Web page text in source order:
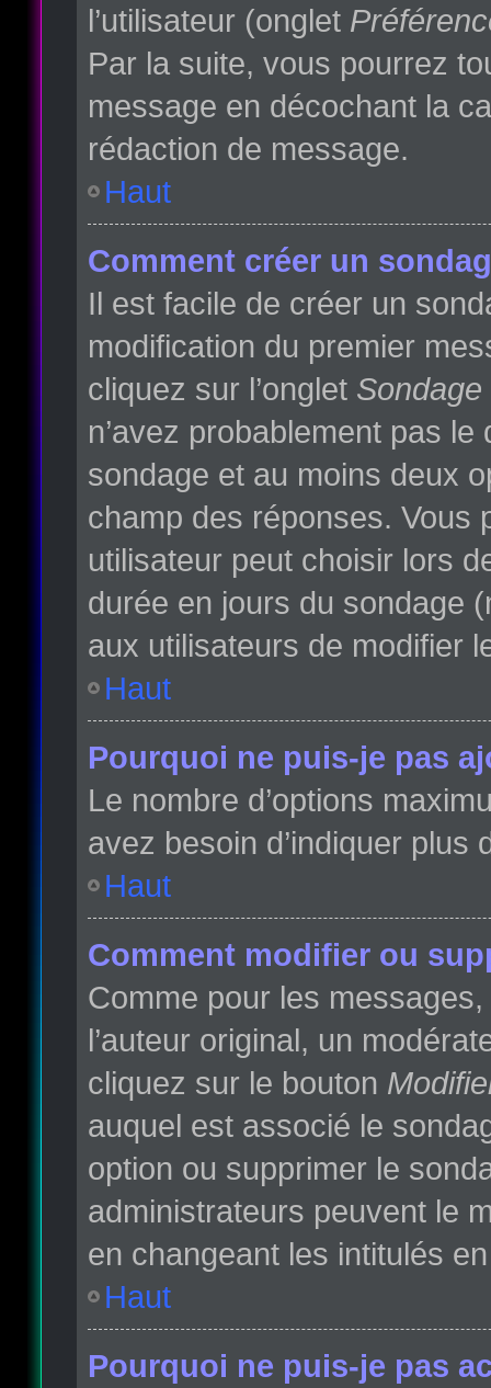
l’utilisateur (onglet
Par la suite, vous pourrez
message en décochant la
rédaction de message.
Haut
Comment créer un
Il est facile de créer un
modification du premier
cliquez sur l’onglet Sondage
n’avez probablement pas
sondage et au moins deux
champ des réponses. Vous
utilisateur peut choisir lors
durée en jours du sondage
aux utilisateurs de modifier
Haut
Pourquoi ne puis-je pas
Le nombre d’options
avez besoin d’indiquer plus
Haut
Comment modifier ou
Comme pour les
l’auteur original, un
cliquez sur le bouton
auquel est associé le
option ou supprimer le
administrateurs peuvent le
en changeant les intitulés
Haut
Pourquoi ne puis-je pas